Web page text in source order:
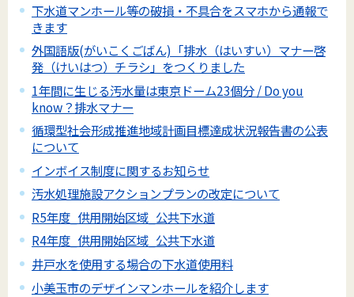
下水道マンホール等の破損・不具合をスマホから通報で
きます
外国語版(がいこくごばん)「排水（はいすい）マナー啓
発（けいはつ）チラシ」をつくりました
1年間に生じる汚水量は東京ドーム23個分 / Do you
know？排水マナー
循環型社会形成推進地域計画目標達成状況報告書の公表
について
インボイス制度に関するお知らせ
汚水処理施設アクションプランの改定について
R5年度_供用開始区域_公共下水道
R4年度_供用開始区域_公共下水道
井戸水を使用する場合の下水道使用料
小美玉市のデザインマンホールを紹介します